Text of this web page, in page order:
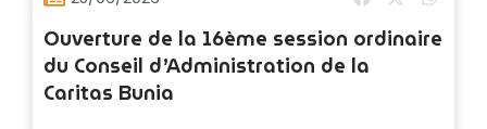
Ouverture de la 16ème session ordinaire
du Conseil d’Administration de la
Caritas Bunia